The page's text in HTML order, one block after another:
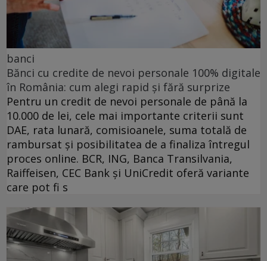
banci
Bănci cu credite de nevoi personale 100% digitale
în România: cum alegi rapid și fără surprize
Pentru un credit de nevoi personale de până la
10.000 de lei, cele mai importante criterii sunt
DAE, rata lunară, comisioanele, suma totală de
rambursat și posibilitatea de a finaliza întregul
proces online. BCR, ING, Banca Transilvania,
Raiffeisen, CEC Bank și UniCredit oferă variante
care pot fi s